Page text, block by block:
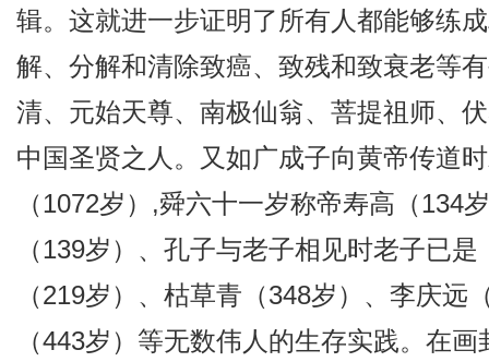
辑。这就进一步证明了所有人都能够练
解、分解和清除致癌、致残和致衰老等
清、元始天尊、南极仙翁、菩提祖师、
中国圣贤之人。又如广成子向黄帝传道
（1072岁）,舜六十一岁称帝寿高（134
（139岁）、孔子与老子相见时老子已
（219岁）、枯草青（348岁）、李庆
（443岁）等无数伟人的生存实践。在